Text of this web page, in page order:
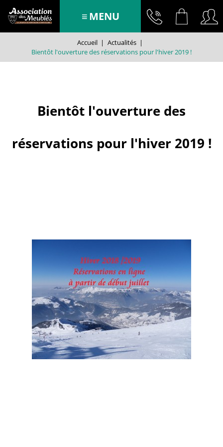
MENU
Accueil | Actualités |
Bientôt l'ouverture des réservations pour l'hiver 2019 !
Bientôt l'ouverture des
réservations pour l'hiver 2019 !